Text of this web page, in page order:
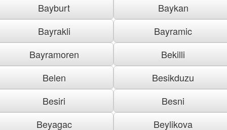
Bayburt
Baykan
Bayrakli
Bayramic
Bayramoren
Bekilli
Belen
Besikduzu
Besiri
Besni
Beyagac
Beylikova